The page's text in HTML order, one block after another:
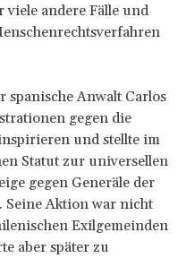
viele andere Fälle und
spanische Anwalt Carlos
gegen die
und stellte im
Statut zur universellen
gegen Generäle der
Aktion war nicht
Exilgemeinden
aber später zu